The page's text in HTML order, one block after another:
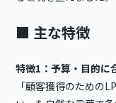
■ 主な特徴
特徴1：予算・目的に
「顧客獲得のための